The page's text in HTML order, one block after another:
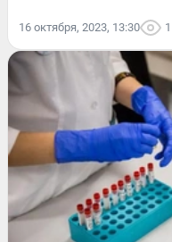
16 октября, 2023, 13:30